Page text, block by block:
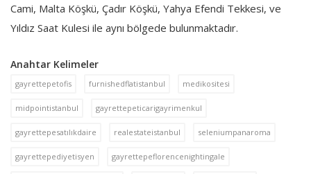
Cami, Malta Köşkü, Çadır Köşkü, Yahya Efendi Tekkesi, ve
Yıldız Saat Kulesi ile aynı bölgede bulunmaktadır.
Anahtar Kelimeler
gayrettepetofis furnishedflatistanbul medikositesi
midpointistanbul gayrettepeticarigayrimenkul
gayrettepesatılıkdaire realestateistanbul seleniumpanaroma
gayrettepediyetisyen gayrettepeflorencenightingale